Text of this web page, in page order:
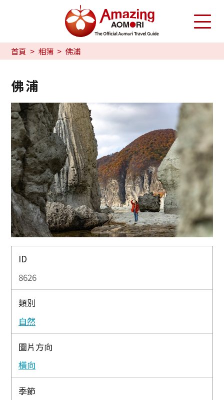
首頁 相簿 佛浦
佛浦
ID
8626
類別
自然
圖片方向
橫向
季節